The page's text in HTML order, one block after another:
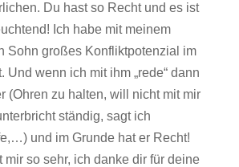
Du hast so Recht und es ist
Ich habe mit meinem
Sohn großes Konfliktpotenzial im
Und wenn ich mit ihm „rede“ dann
(Ohren zu halten, will nicht mit mir
ständig, sagt ich
und im Grunde hat er Recht!
mir so sehr, ich danke dir für deine